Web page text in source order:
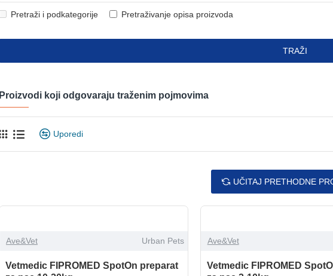
Pretraži i podkategorije Pretraživanje opisa proizvoda
TRAŽI
Proizvodi koji odgovaraju traženim pojmovima
Uporedi
UČITAJ PRETHODNE
Ave&Vet Urban Pets
Vetmedic FIPROMED SpotOn preparat
Ave&Vet
Vetmedic FIPROMED